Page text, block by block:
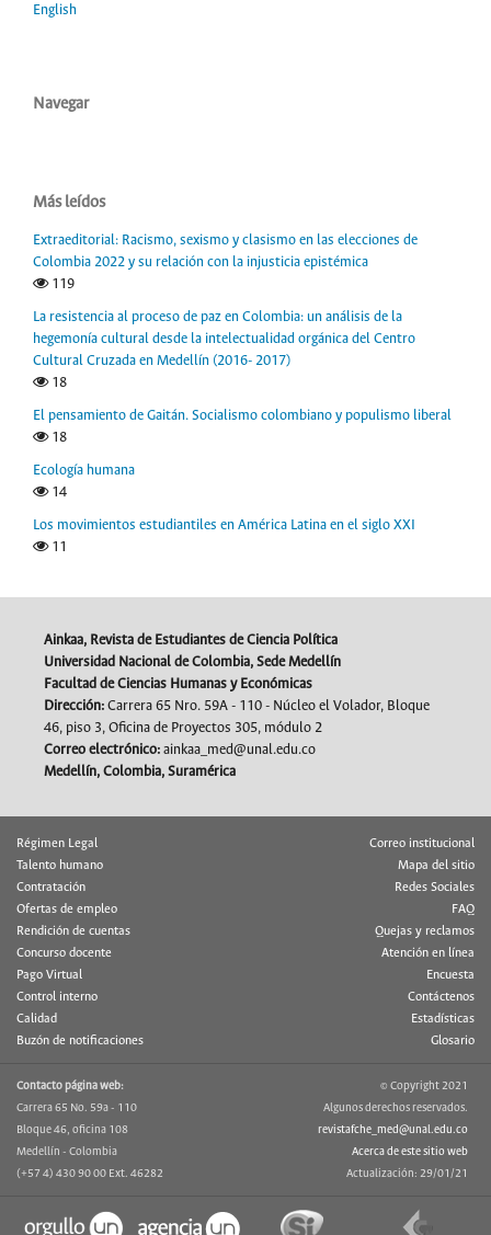
English
Navegar
Más leídos
Extraeditorial: Racismo, sexismo y clasismo en las elecciones de
Colombia 2022 y su relación con la injusticia epistémica
119
La resistencia al proceso de paz en Colombia: un análisis de la
hegemonía cultural desde la intelectualidad orgánica del Centro
Cultural Cruzada en Medellín (2016- 2017)
18
El pensamiento de Gaitán. Socialismo colombiano y populismo liberal
18
Ecología humana
14
Los movimientos estudiantiles en América Latina en el siglo XXI
11
Ainkaa, Revista de Estudiantes de Ciencia Política
Universidad Nacional de Colombia, Sede Medellín
Facultad de Ciencias Humanas y Económicas
Dirección: Carrera 65 Nro. 59A - 110 - Núcleo el Volador, Bloque
46, piso 3, Oficina de Proyectos 305, módulo 2
Correo electrónico: ainkaa_med@unal.edu.co
Medellín, Colombia, Suramérica
Régimen Legal
Talento humano
Contratación
Ofertas de empleo
Rendición de cuentas
Concurso docente
Pago Virtual
Control interno
Calidad
Buzón de notificaciones
Correo institucional
Mapa del sitio
Redes Sociales
FAQ
Quejas y reclamos
Atención en línea
Encuesta
Contáctenos
Estadísticas
Glosario
Contacto página web:
Carrera 65 No. 59a - 110
Bloque 46, oficina 108
Medellín - Colombia
(+57 4) 430 90 00 Ext. 46282
© Copyright 2021
Algunos derechos reservados.
revistafche_med@unal.edu.co
Acerca de este sitio web
Actualización: 29/01/21